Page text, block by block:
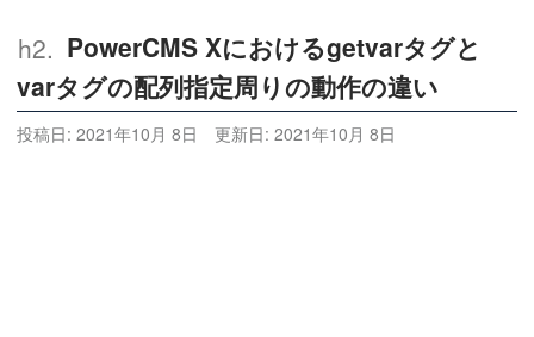
PowerCMS Xにおけるgetvarタグと
varタグの配列指定周りの動作の違い
投稿日: 2021年10月 8日 更新日: 2021年10月 8日